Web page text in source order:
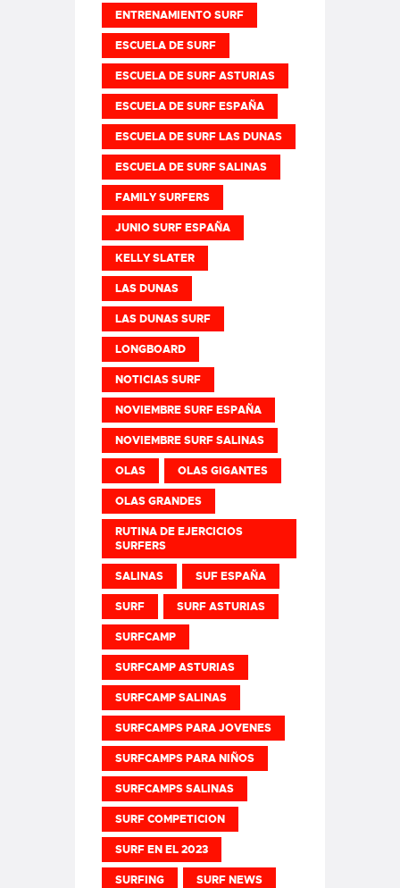
ENTRENAMIENTO SURF
ESCUELA DE SURF
ESCUELA DE SURF ASTURIAS
ESCUELA DE SURF ESPAÑA
ESCUELA DE SURF LAS DUNAS
ESCUELA DE SURF SALINAS
FAMILY SURFERS
JUNIO SURF ESPAÑA
KELLY SLATER
LAS DUNAS
LAS DUNAS SURF
LONGBOARD
NOTICIAS SURF
NOVIEMBRE SURF ESPAÑA
NOVIEMBRE SURF SALINAS
OLAS OLAS GIGANTES
OLAS GRANDES
RUTINA DE EJERCICIOS
SURFERS
SALINAS SUF ESPAÑA
SURF SURF ASTURIAS
SURFCAMP
SURFCAMP ASTURIAS
SURFCAMP SALINAS
SURFCAMPS PARA JOVENES
SURFCAMPS PARA NIÑOS
SURFCAMPS SALINAS
SURF COMPETICION
SURF EN EL 2023
SURFING SURF NEWS